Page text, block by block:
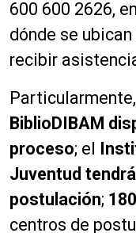
600 600 2626,
dónde se
recibir
BiblioDIBAM
proceso; el
Juventud
postulación;
centros de